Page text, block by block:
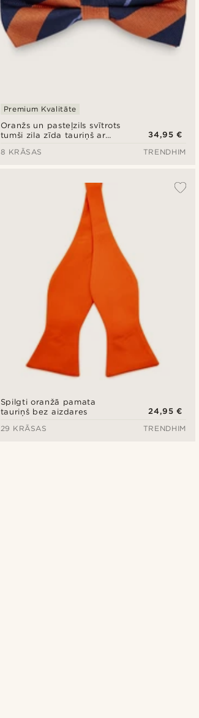
Oranžs un pasteļzils svītrots
tumši zila zīda tauriņš ar
Premium Kvalitāte
34,95 €
8 KRĀSAS
TRENDHIM
Spilgti oranžā pamata
tauriņš bez aizdares
24,95 €
29 KRĀSAS
TRENDHIM